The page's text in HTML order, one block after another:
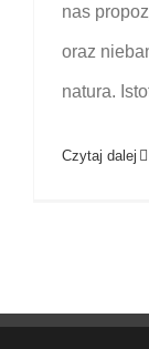
nas
oraz
natura.
Czytaj dalej